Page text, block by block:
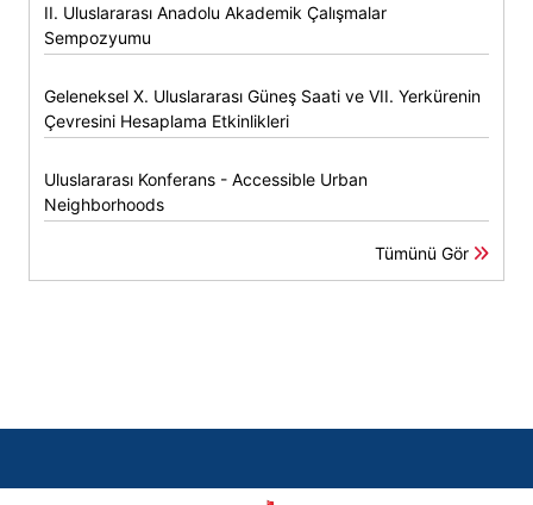
II. Uluslararası Anadolu Akademik Çalışmalar
Sempozyumu
Geleneksel X. Uluslararası Güneş Saati ve VII. Yerkürenin
Çevresini Hesaplama Etkinlikleri
Uluslararası Konferans - Accessible Urban
Neighborhoods
Tümünü Gör